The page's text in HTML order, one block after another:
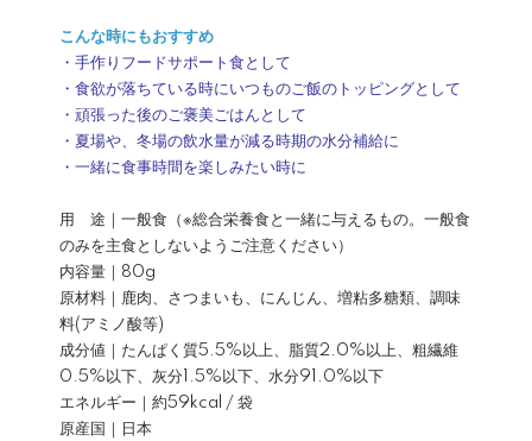
こんな時にもおすすめ
・手作りフードサポート食として
・食欲が落ちている時にいつものご飯のトッピングとして
・頑張った後のご褒美ごはんとして
・夏場や、冬場の飲水量が減る時期の水分補給に
・一緒に食事時間を楽しみたい時に
用 途｜一般食（※総合栄養食と一緒に与えるもの。一般食
のみを主食としないようご注意ください）
内容量｜80g
原材料｜鹿肉、さつまいも、にんじん、増粘多糖類、調味
料(アミノ酸等)
成分値｜たんぱく質5.5%以上、脂質2.0%以上、粗繊維
0.5%以下、灰分1.5%以下、水分91.0%以下
エネルギー｜約59kcal / 袋
原産国｜日本